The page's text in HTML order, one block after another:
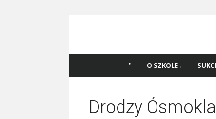
45 w Katowicach!
Katowicach
O SZKOLE
Drodzy